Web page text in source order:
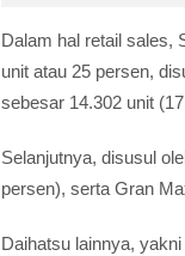
Dalam hal retail sales,
unit atau 25 persen,
sebesar 14.302 unit
Selanjutnya, disusul
persen), serta Gran
Daihatsu lainnya,